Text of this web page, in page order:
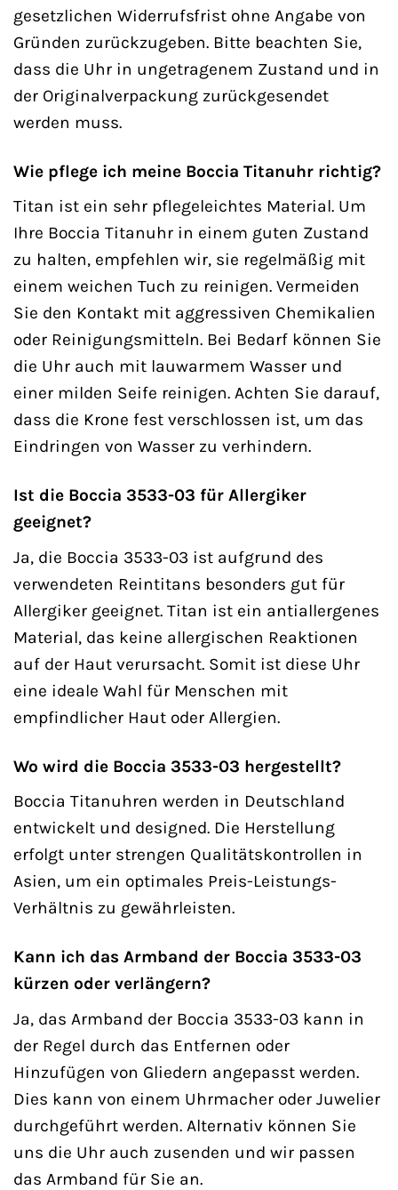
gesetzlichen Widerrufsfrist ohne Angabe von
Gründen zurückzugeben. Bitte beachten Sie,
dass die Uhr in ungetragenem Zustand und in
der Originalverpackung zurückgesendet
werden muss.
Wie pflege ich meine Boccia Titanuhr richtig?
Titan ist ein sehr pflegeleichtes Material. Um
Ihre Boccia Titanuhr in einem guten Zustand
zu halten, empfehlen wir, sie regelmäßig mit
einem weichen Tuch zu reinigen. Vermeiden
Sie den Kontakt mit aggressiven Chemikalien
oder Reinigungsmitteln. Bei Bedarf können Sie
die Uhr auch mit lauwarmem Wasser und
einer milden Seife reinigen. Achten Sie darauf,
dass die Krone fest verschlossen ist, um das
Eindringen von Wasser zu verhindern.
Ist die Boccia 3533-03 für Allergiker
geeignet?
Ja, die Boccia 3533-03 ist aufgrund des
verwendeten Reintitans besonders gut für
Allergiker geeignet. Titan ist ein antiallergenes
Material, das keine allergischen Reaktionen
auf der Haut verursacht. Somit ist diese Uhr
eine ideale Wahl für Menschen mit
empfindlicher Haut oder Allergien.
Wo wird die Boccia 3533-03 hergestellt?
Boccia Titanuhren werden in Deutschland
entwickelt und designed. Die Herstellung
erfolgt unter strengen Qualitätskontrollen in
Asien, um ein optimales Preis-Leistungs-
Verhältnis zu gewährleisten.
Kann ich das Armband der Boccia 3533-03
kürzen oder verlängern?
Ja, das Armband der Boccia 3533-03 kann in
der Regel durch das Entfernen oder
Hinzufügen von Gliedern angepasst werden.
Dies kann von einem Uhrmacher oder Juwelier
durchgeführt werden. Alternativ können Sie
uns die Uhr auch zusenden und wir passen
das Armband für Sie an.